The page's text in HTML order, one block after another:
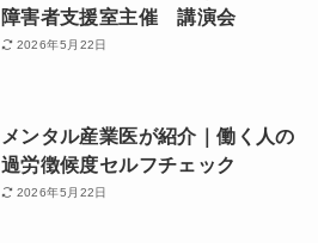
障害者支援室主催 講演会
2026年5月22日
メンタル産業医が紹介｜働く人の
過労徴候度セルフチェック
2026年5月22日